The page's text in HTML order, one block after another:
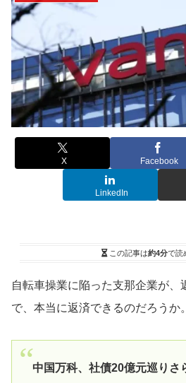
X Facebook
LinkedIn
この記事は約4分で読
自転車操業に陥った支那企業が、
で、本当に返済できるのだろうか。
中国万科、社債20億元巡りさ